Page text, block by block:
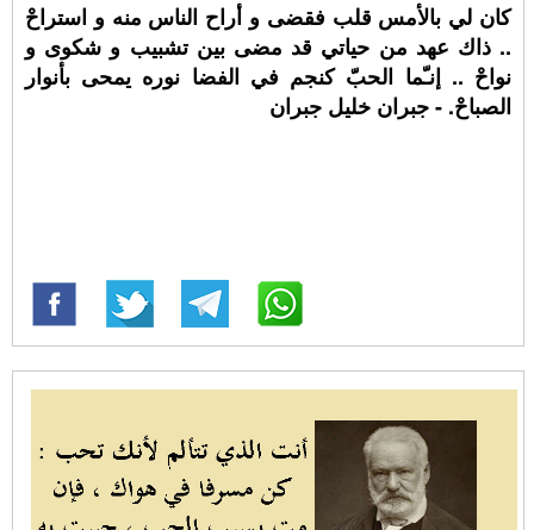
كان لي بالأمس قلب فقضى و أراح الناس منه و استراحْ
.. ذاك عهد من حياتي قد مضى بين تشبيب و شكوى و
نواحْ .. إنـّما الحبّ كنجم في الفضا نوره يمحى بأنوار
الصباحْ. - جبران خليل جبران